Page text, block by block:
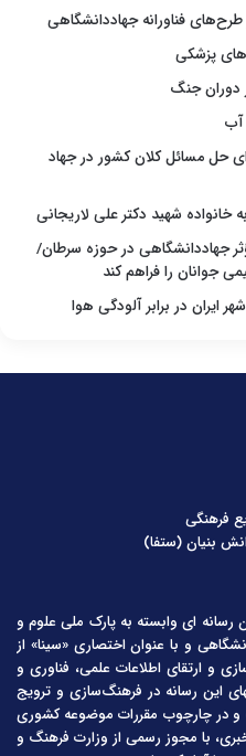
فناورانه جهاددانشگاهی
آب
حل مسائل کلان کشور در جهاد
شهید دکتر علی لاریجانی
جهاددانشگاهی در حوزه سرطان/
جوانان را فراهم کند
ایران در برابر آلودگی هوا
فرهنگی
بنیان (ستفا)
رسانه ای وابسته به پارک ملی علوم و
و با عنوان اختصاری «سینا» از
آگاه سازی و ارتقای اطلاعات علمی، فناوری و
این رسانه در فرهنگ‌سازی و ترویج
و در چارچوب مقررات موضوعه کشوری
با مجوز رسمی از وزارت فرهنگ و